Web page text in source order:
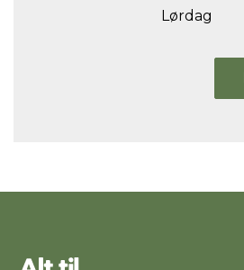
Lørdag